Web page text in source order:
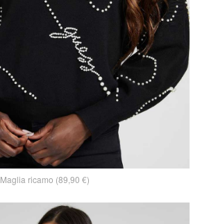
Maglia ricamo (89,90 €)